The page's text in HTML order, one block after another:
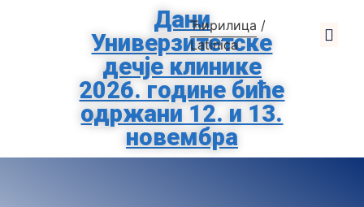
Ћирилица /
Latinica
Дани
Универзитетске
дечје клинике
2026. године биће
одржани 12. и 13.
новембра